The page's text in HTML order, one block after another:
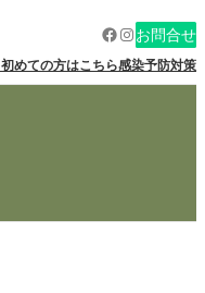
Facebook
Instagram
お問合せ
初めての方はこちら感染予防対策